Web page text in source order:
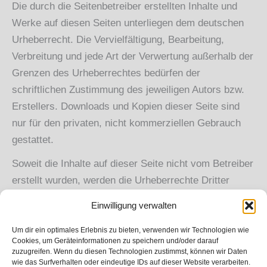
Einwilligung verwalten
Um dir ein optimales Erlebnis zu bieten, verwenden wir Technologien wie
Cookies, um Geräteinformationen zu speichern und/oder darauf
zuzugreifen. Wenn du diesen Technologien zustimmst, können wir Daten
wie das Surfverhalten oder eindeutige IDs auf dieser Website verarbeiten.
Die durch die Seitenbetreiber erstellten Inhalte und
Werke auf diesen Seiten unterliegen dem deutschen
Urheberrecht. Die Vervielfältigung, Bearbeitung,
Verbreitung und jede Art der Verwertung außerhalb der
Grenzen des Urheberrechtes bedürfen der
schriftlichen Zustimmung des jeweiligen Autors bzw.
Erstellers. Downloads und Kopien dieser Seite sind
nur für den privaten, nicht kommerziellen Gebrauch
gestattet.
Soweit die Inhalte auf dieser Seite nicht vom Betreiber
erstellt wurden, werden die Urheberrechte Dritter
solche gekennzeichnet. Sollten Sie trotzdem auf eine
Urheberrechtsverletzung aufmerksam werden, bitten
wir um einen entsprechenden Hinweis. Bei
Bekanntwerden von Rechtsverletzungen werden wir